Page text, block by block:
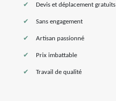
Devis et déplacement gratuits
Sans engagement
Artisan passionné
Prix imbattable
Travail de qualité